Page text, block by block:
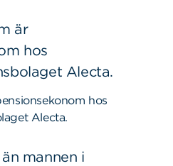
hos
Alecta.
mannen i